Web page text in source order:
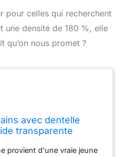
pour celles qui recherchent
une densité de 180 %, elle
nous promet ?
avec dentelle
transparente
provient d'une vraie jeune